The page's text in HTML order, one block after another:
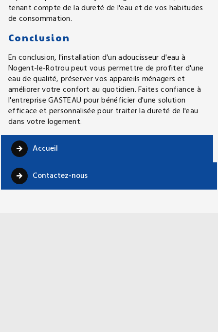
tenant compte de la dureté de l'eau et de vos habitudes
de consommation.
Conclusion
En conclusion, l'installation d'un adoucisseur d'eau à
Nogent-le-Rotrou peut vous permettre de profiter d'une
eau de qualité, préserver vos appareils ménagers et
améliorer votre confort au quotidien. Faites confiance à
l'entreprise GASTEAU pour bénéficier d'une solution
efficace et personnalisée pour traiter la dureté de l'eau
dans votre logement.
Accueil
Contactez-nous